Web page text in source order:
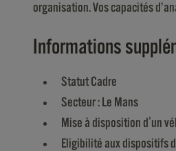
organisation. Vos capacités
Informations
Statut Cadre
Secteur : Le Mans
Mise à disposition d'un
Eligibilité aux dispositifs